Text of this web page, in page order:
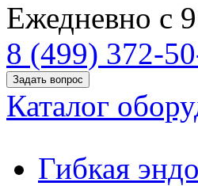
Ежедневно с
8 (499) 372-
Задать вопрос
Каталог
Гибкая